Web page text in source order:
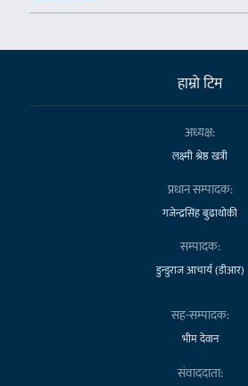
हाम्राे टिम
अध्यक्ष:
लक्ष्मी श्रेष्ठ खत्री
प्रधान सम्पादक:
गजेन्द्रसिंह बुढाथोकी
सम्पादक:
डुन्डुराज आचार्य (डीआर)
सह-सम्पादक:
भीम देवान
संवाददाता: